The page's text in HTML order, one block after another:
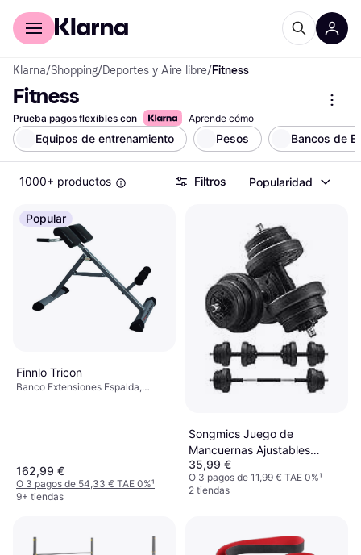
Comprar con Klarna
Klarna/Shopping/Deportes y Aire libre/Fitness
Fitness
Prueba pagos flexibles con Aprende cómo
Equipos de entrenamiento Pesos Bancos de
1000+ productos Filtros Popularidad
Popular
Finnlo Tricon
Banco Extensiones Espalda,
162,99 €
O 3 pagos de 54,33 € TAE 0%¹
9+ tiendas
Songmics Juego de
Mancuernas Ajustables
Fitness, Negro
35,99 €
O 3 pagos de 11,99 € TAE 0%¹
2 tiendas